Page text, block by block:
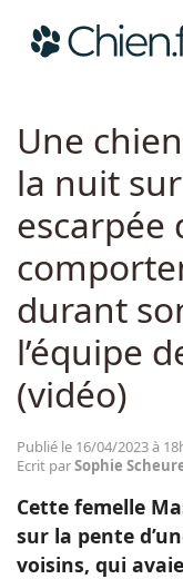
CHIEN.FR ACTUALITÉS
Une
la nuit
escarpée
durant
l’équipe
(vidéo)
Publié le 16/04/2023 à
Ecrit parSophie
Cette femelle
sur la pente
voisins, qui